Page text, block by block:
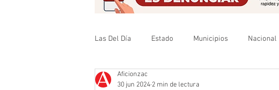
Las Del Día Estado Municipios Nacional
Que no se olvide
Aficionzac
30 jun 2024 2 min de lectura